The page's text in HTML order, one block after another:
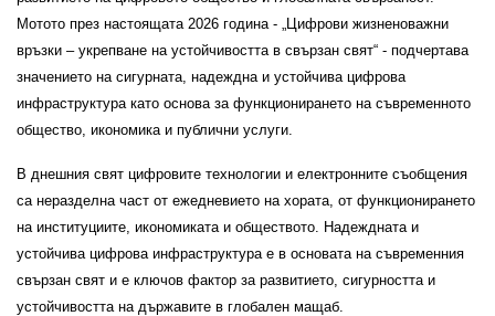
Мотото през настоящата 2026 година - „Цифрови жизненоважни
връзки – укрепване на устойчивостта в свързан свят“ - подчертава
значението на сигурната, надеждна и устойчива цифрова
инфраструктура като основа за функционирането на съвременното
общество, икономика и публични услуги.
В днешния свят цифровите технологии и електронните съобщения
са неразделна част от ежедневието на хората, от функционирането
на институциите, икономиката и обществото. Надеждната и
устойчива цифрова инфраструктура е в основата на съвременния
свързан свят и е ключов фактор за развитието, сигурността и
устойчивостта на държавите в глобален мащаб.